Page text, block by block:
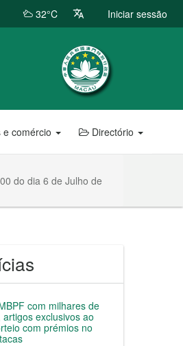
32°C Iniciar sessão
e comércio Directório
do dia 6 de Julho de
com milhares de
exclusivos ao
com prémios no